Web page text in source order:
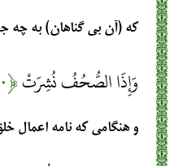
که (آن بی گناهان) به چه
وَإِذَا الصُّحُفُ نُشِرَتْ﴿۱۰﴾
و هنگامی که نامه اعمال